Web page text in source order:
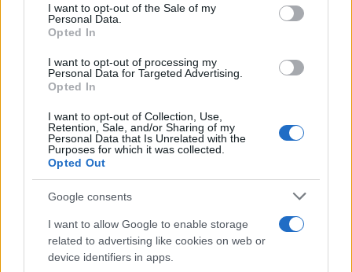
consent section.
I want to opt-out of the Sale of my
Personal Data.
Opted In
I want to opt-out of processing my
Personal Data for Targeted Advertising.
Opted In
I want to opt-out of Collection, Use,
Retention, Sale, and/or Sharing of my
Personal Data that Is Unrelated with the
Purposes for which it was collected.
Opted Out
Google consents
I want to allow Google to enable storage
related to advertising like cookies on web or
device identifiers in apps.
Meteo Olbia 9 agosto, temperature in calo
Salmo finisce in ospedale a Catania, ma il tour
Jovanotti, Gabry Ponte e Alfa: Olbia ombelico del
mondo per una notte
Giorgia Meloni a La Maddalena, la vicesindaco:
“Orgoglio e discrezione per visita privata̶…